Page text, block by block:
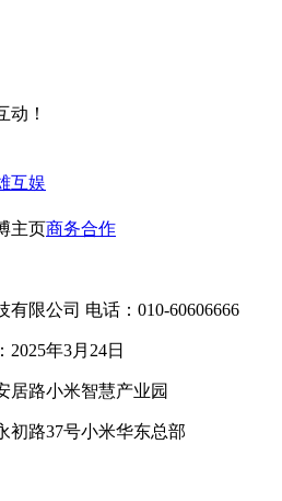
动！
互娱
主页商务合作
限公司 电话：010-60606666
2025年3月24日
居路小米智慧产业园
初路37号小米华东总部